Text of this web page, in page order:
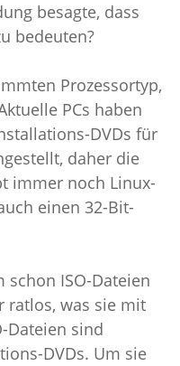
besagte, dass
bedeuten?
Prozessortyp,
PCs haben
DVDs für
daher die
immer noch Linux-
einen 32-Bit-
schon ISO-Dateien
ratlos, was sie mit
Dateien sind
DVDs. Um sie